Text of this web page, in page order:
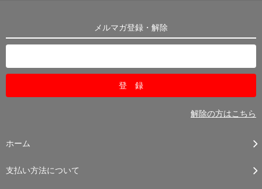
メルマガ登録・解除
解除の方はこちら
ホーム
支払い方法について